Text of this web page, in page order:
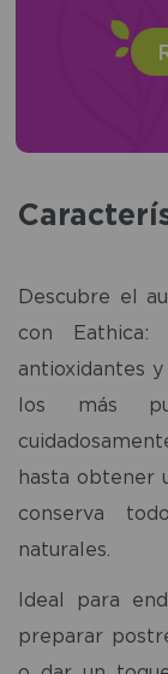
Descubre el
con Eathica:
antioxidantes
los más
hasta obtener
conserva
naturales.
Ideal para
preparar